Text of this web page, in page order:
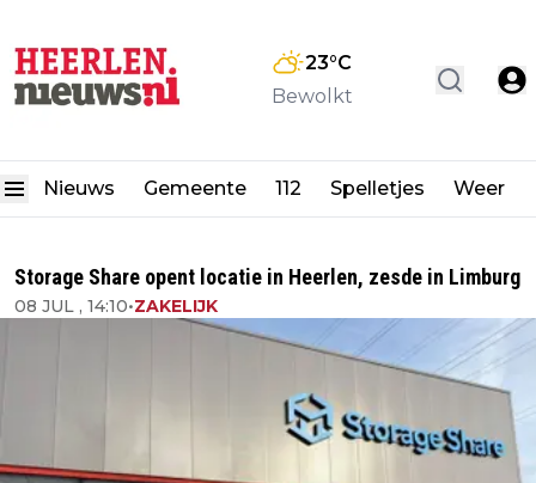
23°C
Bewolkt
Nieuws Gemeente 112 Spelletjes Weer
Storage Share opent locatie in Heerlen, zesde in Limburg
08 JUL , 14:10•ZAKELIJK